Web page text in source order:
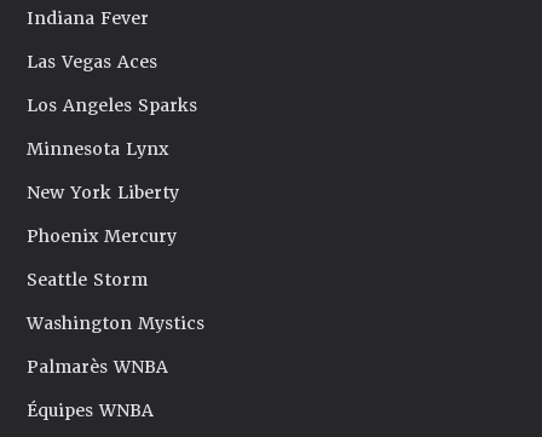
Indiana Fever
Las Vegas Aces
Los Angeles Sparks
Minnesota Lynx
New York Liberty
Phoenix Mercury
Seattle Storm
Washington Mystics
Palmarès WNBA
Équipes WNBA